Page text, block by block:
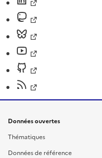
Données ouvertes
Thématiques
Données de référence